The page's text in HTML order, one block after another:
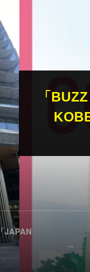
JAPAN